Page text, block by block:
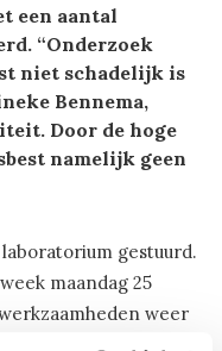
een aantal
“Onderzoek
niet schadelijk is
Bennema,
Door de hoge
namelijk geen
gestuurd.
maandag 25
weer